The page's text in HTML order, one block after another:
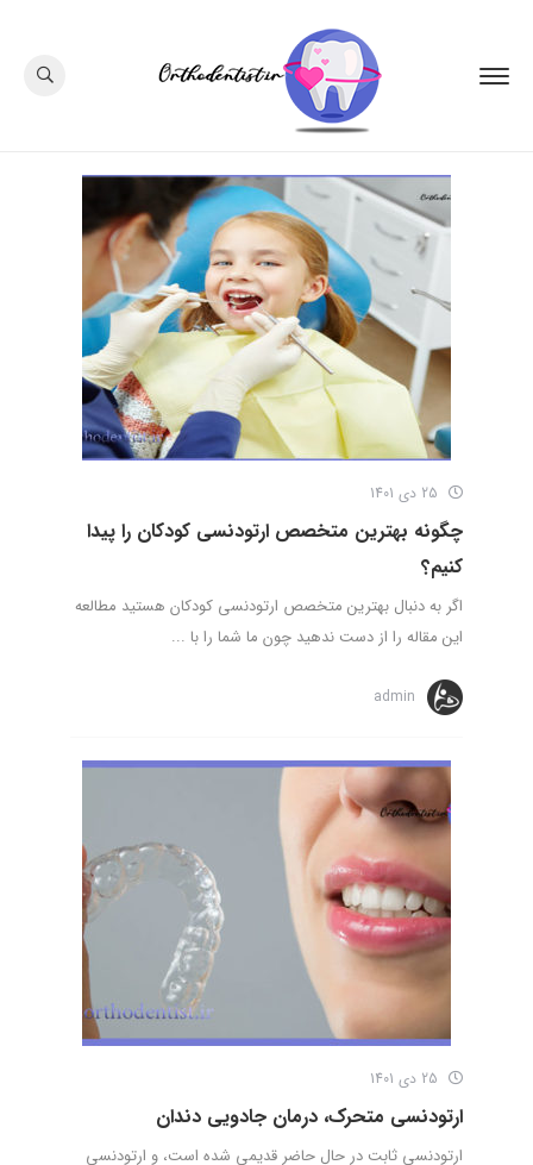
چگونه بهترین متخصص ارتودنسی کودکان را پیدا
کنیم؟
اگر به دنبال بهترین متخصص ارتودنسی کودکان هستید مطالعه
این مقاله را از دست ندهید چون ما شما را با ...
admin
ارتودنسی متحرک، درمان جادویی دندان
ارتودنسی ثابت در حال حاضر قدیمی شده است، و ارتودنسی